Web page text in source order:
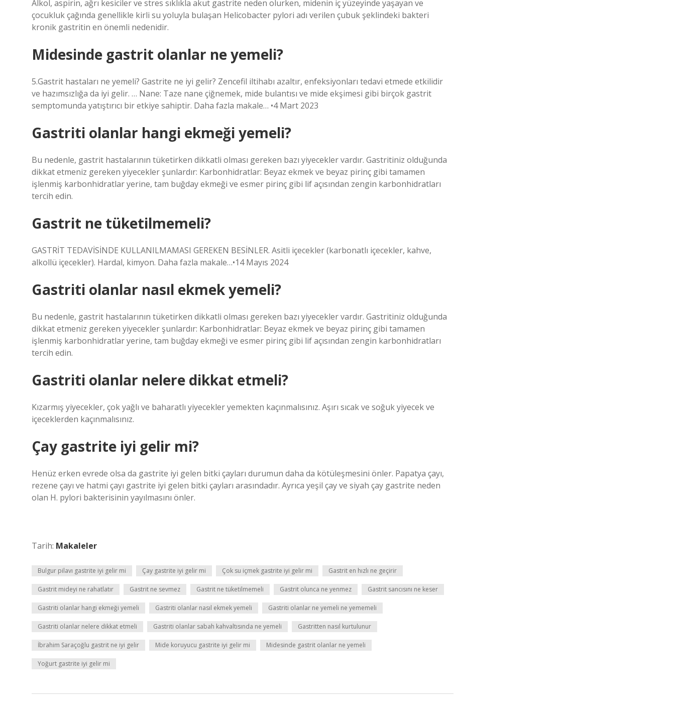
Alkol, aspirin, ağrı kesiciler ve stres sıklıkla akut gastrite neden olurken, midenin iç yüzeyinde yaşayan ve
çocukluk çağında genellikle kirli su yoluyla bulaşan Helicobacter pylori adı verilen çubuk şeklindeki bakteri
kronik gastritin en önemli nedenidir.
Midesinde gastrit olanlar ne yemeli?
5.Gastrit hastaları ne yemeli? Gastrite ne iyi gelir? Zencefil iltihabı azaltır, enfeksiyonları tedavi etmede etkilidir
ve hazımsızlığa da iyi gelir. … Nane: Taze nane çiğnemek, mide bulantısı ve mide ekşimesi gibi birçok gastrit
semptomunda yatıştırıcı bir etkiye sahiptir. Daha fazla makale… •4 Mart 2023
Gastriti olanlar hangi ekmeği yemeli?
Bu nedenle, gastrit hastalarının tüketirken dikkatli olması gereken bazı yiyecekler vardır. Gastritiniz olduğunda
dikkat etmeniz gereken yiyecekler şunlardır: Karbonhidratlar: Beyaz ekmek ve beyaz pirinç gibi tamamen
işlenmiş karbonhidratlar yerine, tam buğday ekmeği ve esmer pirinç gibi lif açısından zengin karbonhidratları
tercih edin.
Gastrit ne tüketilmemeli?
GASTRİT TEDAVİSİNDE KULLANILMAMASI GEREKEN BESİNLER. Asitli içecekler (karbonatlı içecekler, kahve,
alkollü içecekler). Hardal, kimyon. Daha fazla makale…•14 Mayıs 2024
Gastriti olanlar nasıl ekmek yemeli?
Bu nedenle, gastrit hastalarının tüketirken dikkatli olması gereken bazı yiyecekler vardır. Gastritiniz olduğunda
dikkat etmeniz gereken yiyecekler şunlardır: Karbonhidratlar: Beyaz ekmek ve beyaz pirinç gibi tamamen
işlenmiş karbonhidratlar yerine, tam buğday ekmeği ve esmer pirinç gibi lif açısından zengin karbonhidratları
tercih edin.
Gastriti olanlar nelere dikkat etmeli?
Kızarmış yiyecekler, çok yağlı ve baharatlı yiyecekler yemekten kaçınmalısınız. Aşırı sıcak ve soğuk yiyecek ve
içeceklerden kaçınmalısınız.
Çay gastrite iyi gelir mi?
Henüz erken evrede olsa da gastrite iyi gelen bitki çayları durumun daha da kötüleşmesini önler. Papatya çayı,
rezene çayı ve hatmi çayı gastrite iyi gelen bitki çayları arasındadır. Ayrıca yeşil çay ve siyah çay gastrite neden
olan H. pylori bakterisinin yayılmasını önler.
Tarih: Makaleler
Bulgur pilavı gastrite iyi gelir mi Çay gastrite iyi gelir mi Çok su içmek gastrite iyi gelir mi Gastrit en hızlı ne geçirir
Gastrit mideyi ne rahatlatır Gastrit ne sevmez Gastrit ne tüketilmemeli Gastrit olunca ne yenmez Gastrit sancısını ne keser
Gastriti olanlar hangi ekmeği yemeli Gastriti olanlar nasıl ekmek yemeli Gastriti olanlar ne yemeli ne yememeli
Gastriti olanlar nelere dikkat etmeli Gastriti olanlar sabah kahvaltısında ne yemeli Gastritten nasıl kurtulunur
İbrahim Saraçoğlu gastrit ne iyi gelir Mide koruyucu gastrite iyi gelir mi Midesinde gastrit olanlar ne yemeli
Yoğurt gastrite iyi gelir mi